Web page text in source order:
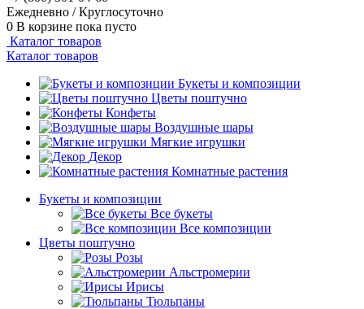
Ежедневно / Круглосуточно
0 В корзине пока пусто
Каталог товаров
Каталог товаров
Букеты и композиции
Цветы поштучно
Конфеты
Воздушные шары
Мягкие игрушки
Декор
Комнатные растения
Букеты и композиции
Все букеты
Все композиции
Цветы поштучно
Розы
Альстромерии
Ирисы
Тюльпаны